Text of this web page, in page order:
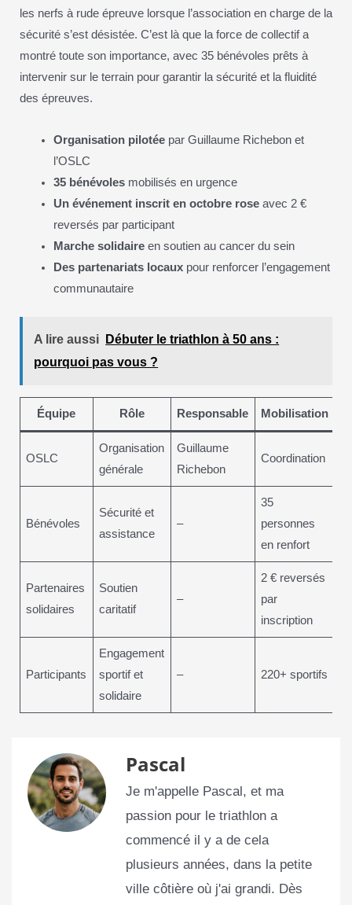
les nerfs à rude épreuve lorsque l’association en charge de la
sécurité s’est désistée. C’est là que la force de collectif a
montré toute son importance, avec 35 bénévoles prêts à
intervenir sur le terrain pour garantir la sécurité et la fluidité
des épreuves.
Organisation pilotée par Guillaume Richebon et
l’OSLC
35 bénévoles mobilisés en urgence
Un événement inscrit en octobre rose avec 2 €
reversés par participant
Marche solidaire en soutien au cancer du sein
Des partenariats locaux pour renforcer l’engagement
communautaire
A lire aussi
Débuter le triathlon à 50 ans :
pourquoi pas vous ?
Équipe Rôle Responsable Mobilisation
OSLC
Organisation
générale
Guillaume
Richebon
Coordination
Bénévoles
Sécurité et
assistance
–
35
personnes
en renfort
Partenaires
solidaires
Soutien
caritatif
–
2 € reversés
par
inscription
Participants
Engagement
sportif et
solidaire
– 220+ sportifs
Pascal
Je m'appelle Pascal, et ma
passion pour le triathlon a
commencé il y a de cela
plusieurs années, dans la petite
ville côtière où j'ai grandi. Dès